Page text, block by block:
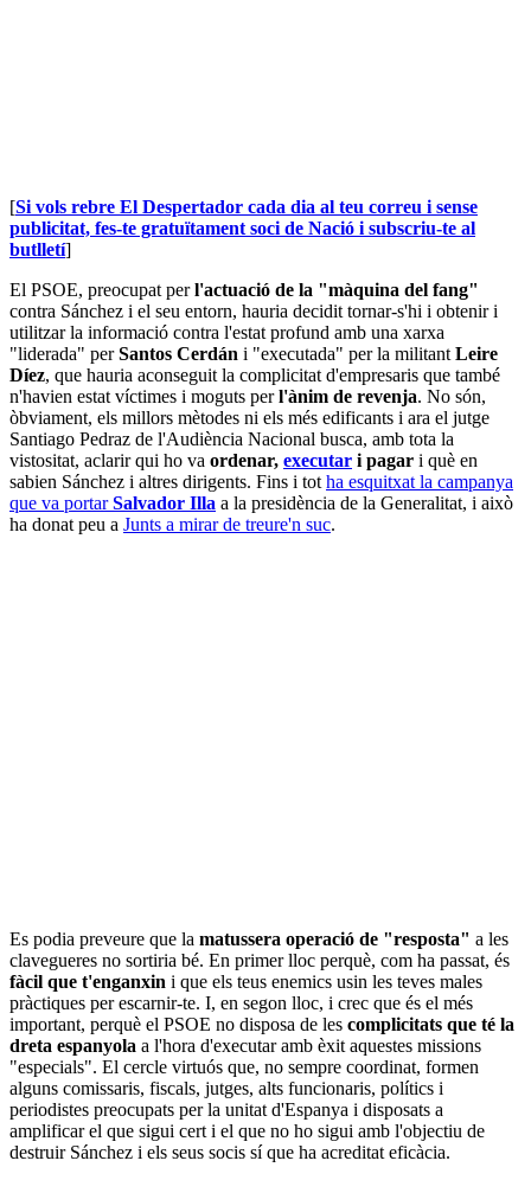
[Si vols rebre El Despertador cada dia al teu correu i sense
publicitat, fes-te gratuïtament soci de Nació i subscriu-te al
butlletí]
El PSOE, preocupat perl'actuació de la "màquina del fang"
contra Sánchez i el seu entorn, hauria decidit tornar-s'hi i obtenir i
utilitzar la informació contra l'estat profund amb una xarxa
"liderada" perSantos Cerdán i "executada" per la militant Leire
Díez, que hauria aconseguit la complicitat d'empresaris que també
n'havien estat víctimes i moguts perl'ànim de revenja. No són,
òbviament, els millors mètodes ni els més edificants i ara el jutge
Santiago Pedraz de l'Audiència Nacional busca, amb tota la
vistositat, aclarir qui ho va ordenar, executar i pagar i què en
sabien Sánchez i altres dirigents. Fins i tot ha esquitxat la campanya
que va portarSalvador Illa a la presidència de la Generalitat, i això
ha donat peu a Junts a mirar de treure'n suc.
Es podia preveure que la matussera operació de "resposta" a les
clavegueres no sortiria bé. En primer lloc perquè, com ha passat, és
fàcil que t'enganxin i que els teus enemics usin les teves males
pràctiques per escarnir-te. I, en segon lloc, i crec que és el més
important, perquè el PSOE no disposa de les complicitats que té la
dreta espanyola a l'hora d'executar amb èxit aquestes missions
"especials". El cercle virtuós que, no sempre coordinat, formen
alguns comissaris, fiscals, jutges, alts funcionaris, polítics i
periodistes preocupats per la unitat d'Espanya i disposats a
amplificar el que sigui cert i el que no ho sigui amb l'objectiu de
destruir Sánchez i els seus socis sí que ha acreditat eficàcia.